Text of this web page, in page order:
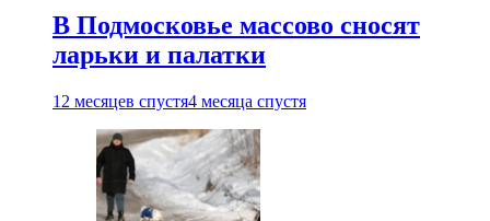
В Подмосковье массово сносят
ларьки и палатки
12 месяцев спустя4 месяца спустя